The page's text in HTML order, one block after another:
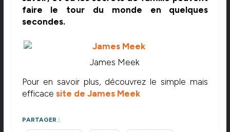
faire le tour du monde en quelques
secondes.
James Meek
Pour en savoir plus, découvrez le simple mais
efficace site de James Meek
PARTAGER :